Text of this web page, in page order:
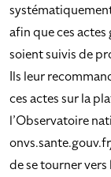
afin que ces
soient suivis de
Ils leur
ces actes sur la
l’Observatoire
de se tourner